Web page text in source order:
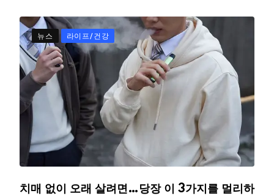
뉴스 라이프/건강
치매 없이 오래 살려면…당장 이 3가지를 멀리하